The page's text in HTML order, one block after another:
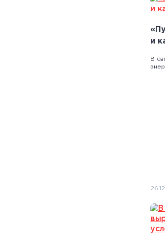
и
В